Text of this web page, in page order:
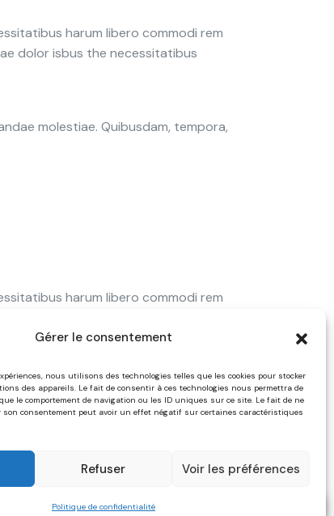
Gérer le consentement
nous utilisons des technologies telles que les cookies pour stocker
des appareils. Le fait de consentir à ces technologies nous permettra de
le comportement de navigation ou les ID uniques sur ce site. Le fait de ne
son consentement peut avoir un effet négatif sur certaines caractéristiques
Refuser Voir les préférences
Politique de confidentialité
harum libero commodi rem
dolor isbus the necessitatibus
molestiae. Quibusdam, tempora,
harum libero commodi rem
dolor isbus the necessitatibus
harum libero commodi rem
dolor isbus the necessitatibus